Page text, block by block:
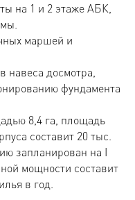
на 1 и 2 этаже АБК,
маршей и
навеса досмотра,
фундамента
8,4 га, площадь
составит 20 тыс.
запланирован на I
мощности составит
в год.